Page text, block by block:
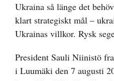
Ukraina så länge det
klart strategiskt mål –
Ukrainas villkor. Rysk
President Sauli Niinistö
i Luumäki den 7 augusti